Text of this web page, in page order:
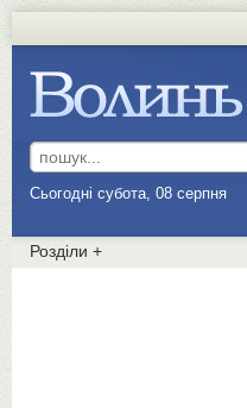
Сьогодні субота, 08 серпня
Розділи +